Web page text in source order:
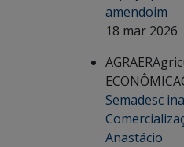
amendoim
18 mar 2026
AGRAER
ECONÔMICA
Semadesc
Anastácio